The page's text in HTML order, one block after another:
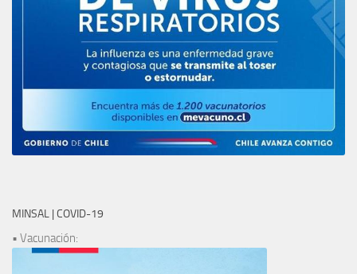
MINSAL | COVID-19
• Vacunación: